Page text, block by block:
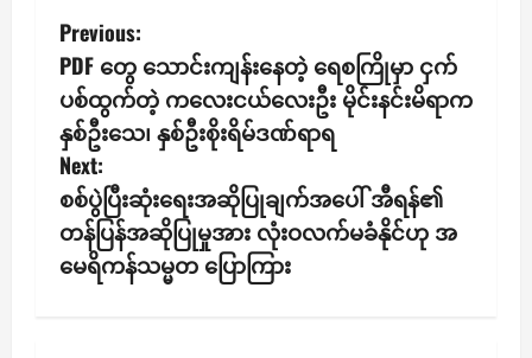
P
o
s
t
n
a
Previous:
PDF တွေ သောင်းကျန်းနေတဲ့ ရေစကြိုမှာ ငှက်
ပစ်ထွက်တဲ့ ကလေးငယ်လေးဦး မိုင်းနင်းမိရာက
နှစ်ဦးသေ၊ နှစ်ဦးစိုးရိမ်ဒဏ်ရာရ
Next:
စစ်ပွဲပြီးဆုံးရေးအဆိုပြုချက်အပေါ် အီရန်၏
တန်ပြန်အဆိုပြုမှုအား လုံးဝလက်မခံနိုင်ဟု အ
မေရိကန်သမ္မတ ပြောကြား